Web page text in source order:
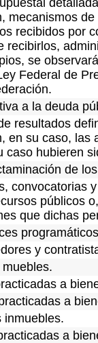
mecanismos
recibidos por
recibirlos,
se
Federal de
a la deuda
resultados
en su caso,
caso hubieren
de
convocatorias
públicos
que dichas
y
a
a
inmuebles.
a